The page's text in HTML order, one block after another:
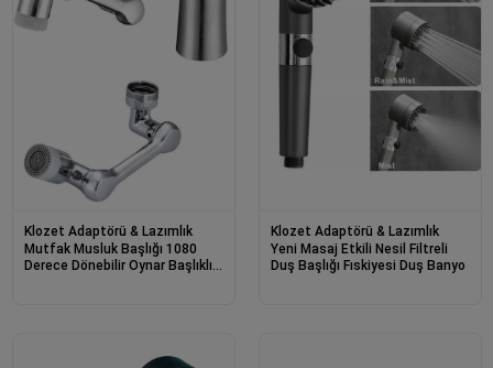
Klozet Adaptörü & Lazımlık
Mutfak Musluk Başlığı 1080
Derece Dönebilir Oynar Başlıklı
Klozet Adaptörü & Lazımlık
Yeni Masaj Etkili Nesil Filtreli
Duş Başlığı Fıskiyesi Duş Banyo